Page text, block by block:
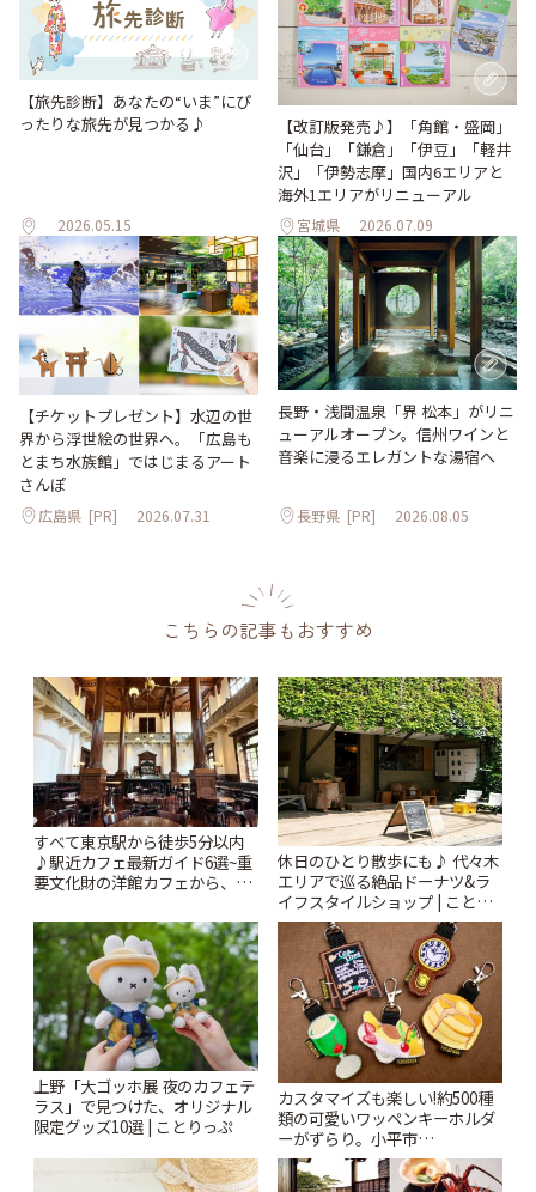
【旅先診断】あなたの“いま”にぴ
ったりな旅先が見つかる♪
2026.05.15
【改訂版発売♪】「角館・盛岡」
「仙台」「鎌倉」「伊豆」「軽井
沢」「伊勢志摩」国内6エリアと
海外1エリアがリニューアル
宮城県 2026.07.09
【チケットプレゼント】水辺の世
界から浮世絵の世界へ。「広島も
とまち水族館」ではじまるアート
さんぽ
広島県 [PR] 2026.07.31
長野・浅間温泉「界 松本」がリニ
ューアルオープン。信州ワインと
音楽に浸るエレガントな湯宿へ
長野県 [PR] 2026.08.05
こちらの記事もおすすめ
すべて東京駅から徒歩5分以内
♪駅近カフェ最新ガイド6選~重
要文化財の洋館カフェから、改
りっぷ
休日のひとり散歩にも♪ 代々木
エリアで巡る絶品ドーナツ&ラ
イフスタイルショップ | ことり
っぷ
上野「大ゴッホ展 夜のカフェテ
ラス」で見つけた、オリジナル
限定グッズ10選 | ことりっぷ
カスタマイズも楽しい!約500種
類の可愛いワッペンキーホルダ
ーがずらり。小平市
「Kimamaya T&K」 | ことりっ
ぷ